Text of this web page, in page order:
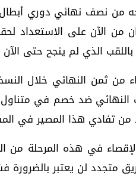
من نصف نهائي دوري أبطال
من الآن على الاستعداد
باللقب الذي لم ينجح حتى
من ثمن النهائي خلال
النهائي ضد خصم في متناول
تفادي هذا المصير في
في هذه المرحلة
متجدد لن يعتبر بالضرورة